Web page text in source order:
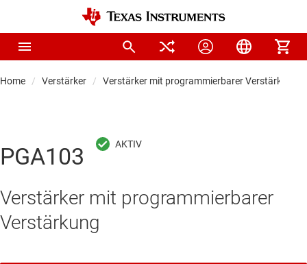
Home Verstärker Verstärker mit programmierbarer Verstärkung
PGA103
Verstärker mit programmierbarer
Verstärkung